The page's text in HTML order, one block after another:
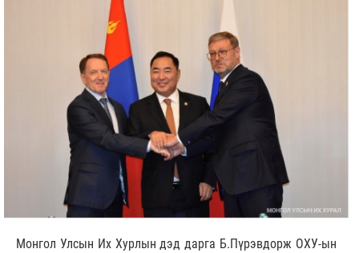
Монгол Улсын Их Хурлын дэд дарга Б.Пүрэвдорж ОХУ-ын